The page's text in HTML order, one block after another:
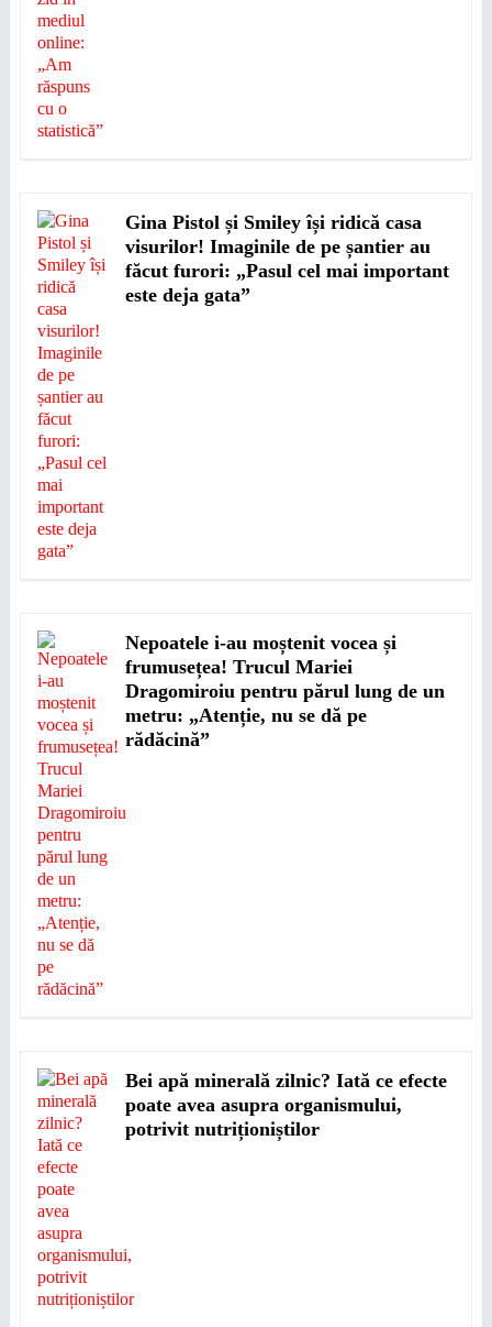
Gina Pistol și Smiley își ridică casa
visurilor! Imaginile de pe șantier au
făcut furori: „Pasul cel mai important
este deja gata”
Nepoatele i-au moștenit vocea și
frumusețea! Trucul Mariei
Dragomiroiu pentru părul lung de un
metru: „Atenție, nu se dă pe
rădăcină”
Bei apă minerală zilnic? Iată ce efecte
poate avea asupra organismului,
potrivit nutriționiștilor